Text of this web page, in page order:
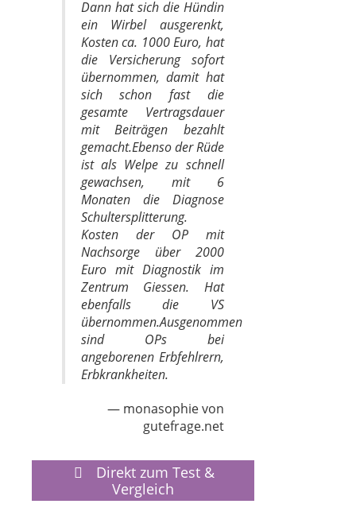
Dann hat sich die Hündin
ein Wirbel ausgerenkt,
Kosten ca. 1000 Euro, hat
die Versicherung sofort
übernommen, damit hat
sich schon fast die
gesamte Vertragsdauer
mit Beiträgen bezahlt
gemacht.Ebenso der Rüde
ist als Welpe zu schnell
gewachsen, mit 6
Monaten die Diagnose
Schultersplitterung.
Kosten der OP mit
Nachsorge über 2000
Euro mit Diagnostik im
Zentrum Giessen. Hat
ebenfalls die VS
übernommen.Ausgenommen
sind OPs bei
angeborenen Erbfehlrern,
Erbkrankheiten.
monasophie von
gutefrage.net
Direkt zum Test &
Vergleich